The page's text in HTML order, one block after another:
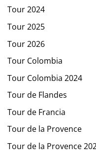
Tour 2024
Tour 2025
Tour 2026
Tour Colombia
Tour Colombia 2024
Tour de Flandes
Tour de Francia
Tour de la Provence
Tour de la Provence